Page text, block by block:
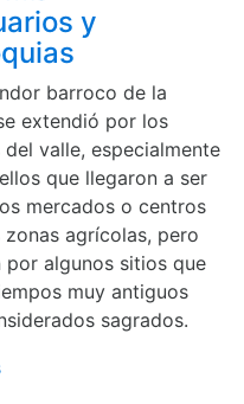
y
barroco de la
extendió por los
del valle, especialmente
que llegaron a ser
mercados o centros
agrícolas, pero
por algunos sitios que
muy antiguos
sagrados.